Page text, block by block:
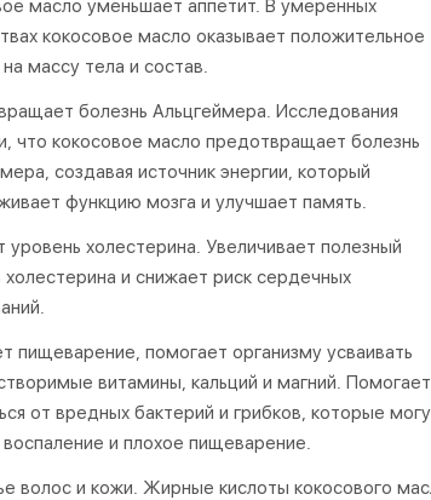
масло уменьшает аппетит. В умеренных
кокосовое масло оказывает положительное
массу тела и состав.
болезнь Альцгеймера. Исследования
что кокосовое масло предотвращает болезнь
создавая источник энергии, который
функцию мозга и улучшает память.
уровень холестерина. Увеличивает полезный
холестерина и снижает риск сердечных
пищеварение, помогает организму усваивать
витамины, кальций и магний. Помогает
от вредных бактерий и грибков, которые
воспаление и плохое пищеварение.
волос и кожи. Жирные кислоты кокосового